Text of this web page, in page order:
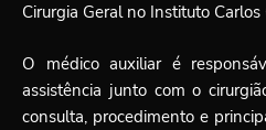
Cirurgia Geral no Instituto Carlos
O médico auxiliar é
assistência junto com o
consulta, procedimento e